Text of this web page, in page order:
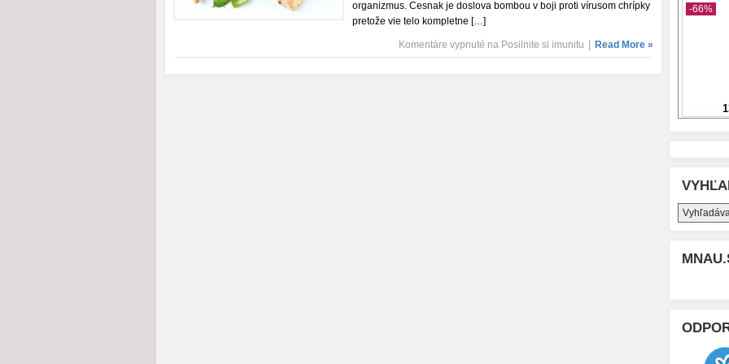
organizmus. Cesnak je doslova bombou v boji proti vírusom chrípky
pretože vie telo kompletne […]
Komentáre vypnuté na Posilnite si imunitu Read More »